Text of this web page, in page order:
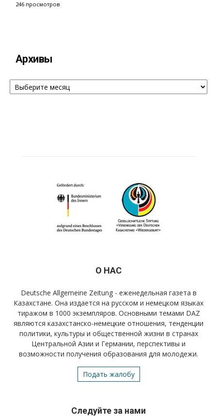
246 просмотров
Архивы
Архивы
О НАС
Deutsche Allgemeine Zeitung - еженедельная газета в
Казахстане. Она издается на русском и немецком языках
тиражом в 1000 экземпляров. Основными темами DAZ
являются казахстанско-немецкие отношения, тенденции
политики, культуры и общественной жизни в странах
Центральной Азии и Германии, перспективы и
возможности получения образования для молодежи.
Подать жалобу
Следуйте за нами